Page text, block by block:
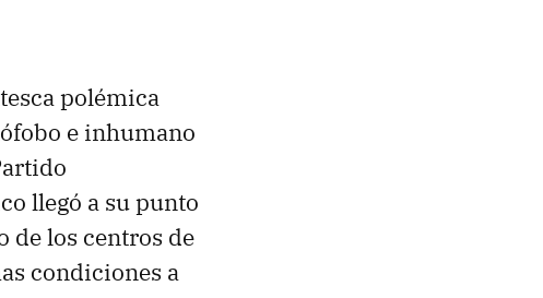
polémica
e inhumano
llegó a su punto
de los centros de
condiciones a